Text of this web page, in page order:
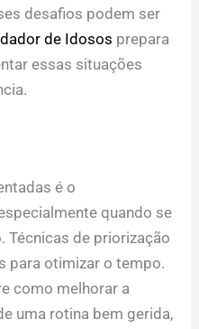
desafios podem ser
de Idosos prepara
essas situações
é o
quando se
Técnicas de priorização
para otimizar o tempo.
como melhorar a
uma rotina bem gerida,